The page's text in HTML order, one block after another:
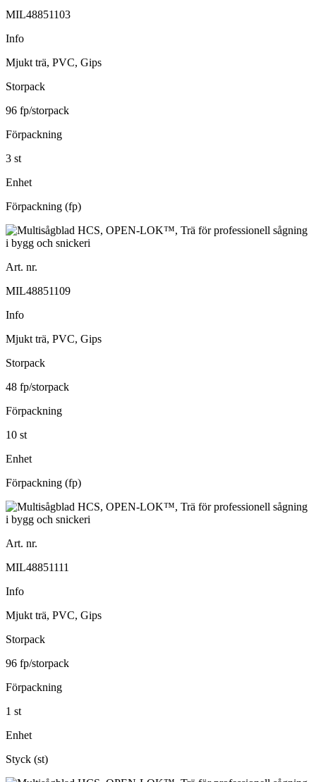
MIL48851103
Info
Mjukt trä, PVC, Gips
Storpack
96 fp/storpack
Förpackning
3 st
Enhet
Förpackning (fp)
Art. nr.
MIL48851109
Info
Mjukt trä, PVC, Gips
Storpack
48 fp/storpack
Förpackning
10 st
Enhet
Förpackning (fp)
Art. nr.
MIL48851111
Info
Mjukt trä, PVC, Gips
Storpack
96 fp/storpack
Förpackning
1 st
Enhet
Styck (st)